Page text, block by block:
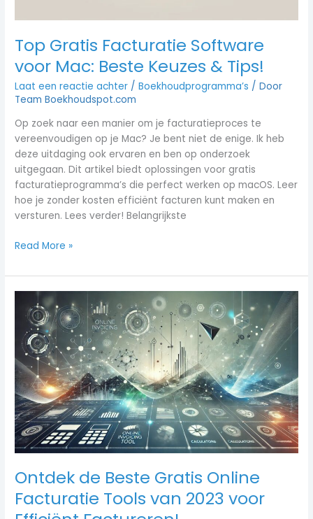
Top Gratis Facturatie Software
voor Mac: Beste Keuzes & Tips!
Laat een reactie achter /Boekhoudprogramma’s / Door
Team Boekhoudspot.com
Op zoek naar een manier om je facturatieproces te
vereenvoudigen op je Mac? Je bent niet de enige. Ik heb
deze uitdaging ook ervaren en ben op onderzoek
uitgegaan. Dit artikel biedt oplossingen voor gratis
facturatieprogramma’s die perfect werken op macOS. Leer
hoe je zonder kosten efficiënt facturen kunt maken en
versturen. Lees verder! Belangrijkste
Read More »
Ontdek de Beste Gratis Online
Facturatie Tools van 2023 voor
Ontdek
de
Beste
Gratis
Online
Facturatie
Tools
van
2023
voor
Efficiënt